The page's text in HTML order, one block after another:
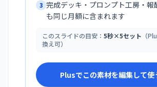
3 完成デッキ・プロンプト工房・報
も同じ月額に含まれます
このスライドの目安： 5秒×5セット （
換え可）
Plusでこの素材を編集して使